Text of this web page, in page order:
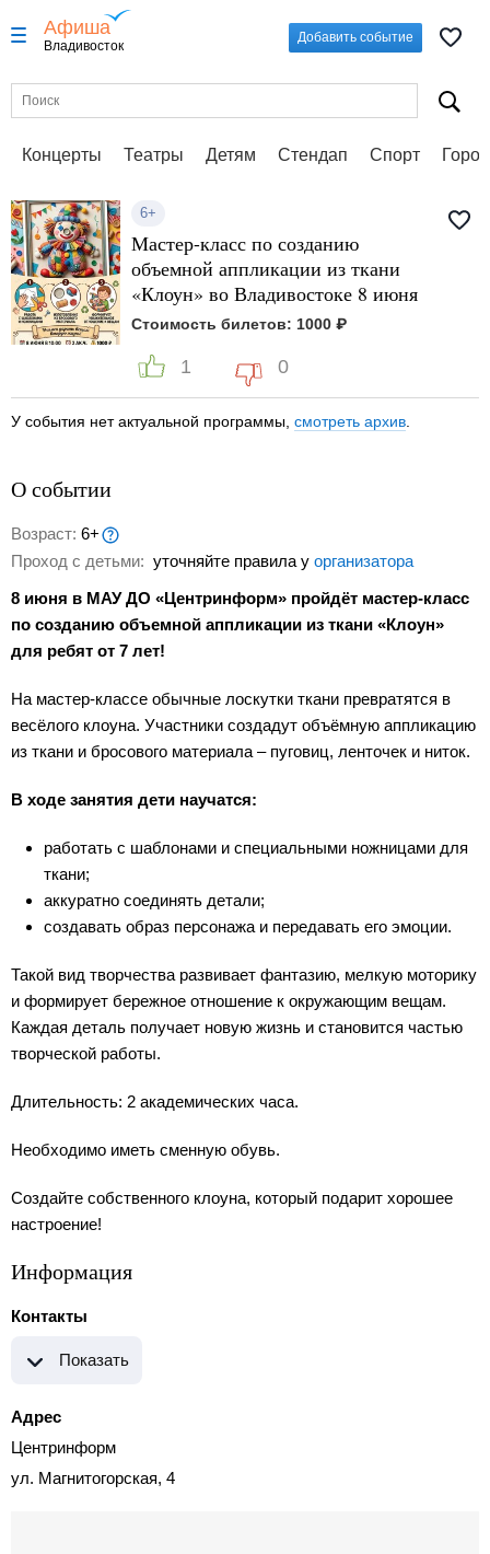
Афиша
Владивосток
Добавить событие
Концерты Театры Детям Стендап Спорт
6+
Мастер-класс по созданию
объемной аппликации из ткани
«Клоун» во Владивостоке 8 июня
Стоимость билетов: 1000 ₽
1 0
У события нет актуальной программы, смотреть архив
О событии
Возраст: 6+
Проход с детьми: уточняйте правила у организатора
8 июня в МАУ ДО «Центринформ» пройдёт мастер-класс
по созданию объемной аппликации из ткани «Клоун»
для ребят от 7 лет!
На мастер-классе обычные лоскутки ткани превратятся в
весёлого клоуна. Участники создадут объёмную аппликацию
из ткани и бросового материала – пуговиц, ленточек и ниток.
В ходе занятия дети научатся:
работать с шаблонами и специальными ножницами для
ткани;
аккуратно соединять детали;
создавать образ персонажа и передавать его эмоции.
Такой вид творчества развивает фантазию, мелкую моторику
и формирует бережное отношение к окружающим вещам.
Каждая деталь получает новую жизнь и становится частью
творческой работы.
Длительность: 2 академических часа.
Необходимо иметь сменную обувь.
Создайте собственного клоуна, который подарит хорошее
настроение!
Информация
Контакты
Показать
Адрес
Центринформ
ул. Магнитогорская, 4